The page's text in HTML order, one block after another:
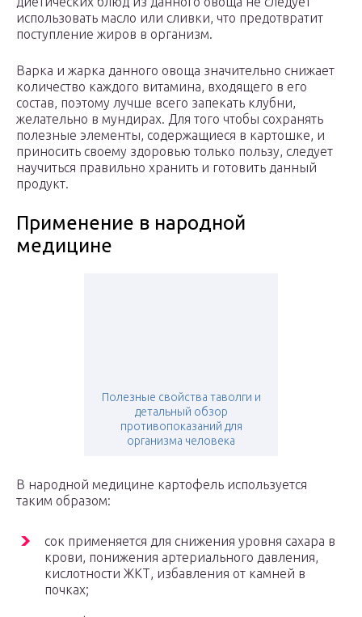
использовать масло или сливки, что предотвратит
поступление жиров в организм.
Варка и жарка данного овоща значительно снижает
количество каждого витамина, входящего в его
состав, поэтому лучше всего запекать клубни,
желательно в мундирах. Для того чтобы сохранять
полезные элементы, содержащиеся в картошке, и
приносить своему здоровью только пользу, следует
научиться правильно хранить и готовить данный
продукт.
Применение в народной
медицине
Полезные свойства таволги и
детальный обзор
противопоказаний для
организма человека
В народной медицине картофель используется
таким образом:
сок применяется для снижения уровня сахара в
крови, понижения артериального давления,
кислотности ЖКТ, избавления от камней в
почках;